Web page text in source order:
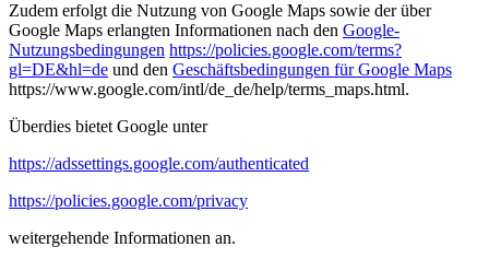
Zudem erfolgt die Nutzung von Google Maps sowie der über
Google Maps erlangten Informationen nach den Google-
Nutzungsbedingungen https://policies.google.com/terms?
gl=DE&hl=de und den Geschäftsbedingungen für Google Maps
https://www.google.com/intl/de_de/help/terms_maps.html.
Überdies bietet Google unter
https://adssettings.google.com/authenticated
https://policies.google.com/privacy
weitergehende Informationen an.